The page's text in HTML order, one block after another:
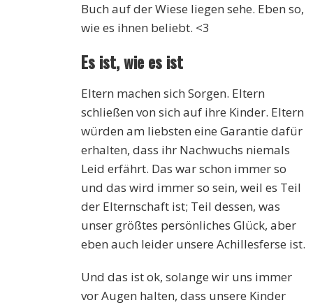
Buch auf der Wiese liegen sehe. Eben so,
wie es ihnen beliebt. <3
Es ist, wie es ist
Eltern machen sich Sorgen. Eltern
schließen von sich auf ihre Kinder. Eltern
würden am liebsten eine Garantie dafür
erhalten, dass ihr Nachwuchs niemals
Leid erfährt. Das war schon immer so
und das wird immer so sein, weil es Teil
der Elternschaft ist; Teil dessen, was
unser größtes persönliches Glück, aber
eben auch leider unsere Achillesferse ist.
Und das ist ok, solange wir uns immer
vor Augen halten, dass unsere Kinder